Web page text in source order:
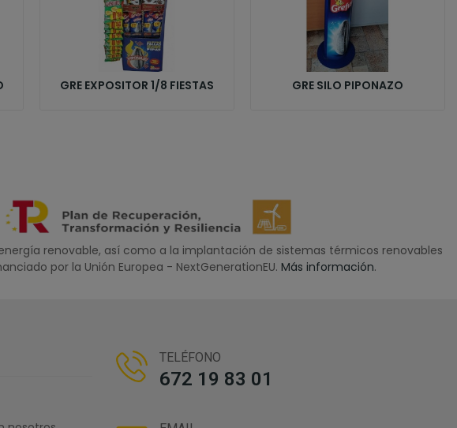
GRE EXPOSITOR 1/8 FIESTAS GRE SILO PIPONAZO
renovable, así como a la implantación de sistemas térmicos renovables
por la Unión Europea - NextGenerationEU. Más información.
TELÉFONO
672 19 83 01